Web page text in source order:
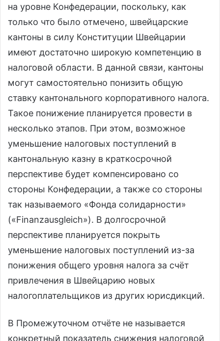
на уровне Конфедерации, поскольку, как
только что было отмечено, швейцарские
кантоны в силу Конституции Швейцарии
имеют достаточно широкую компетенцию в
налоговой области. В данной связи, кантоны
могут самостоятельно понизить общую
ставку кантонального корпоративного налога.
Такое понижение планируется провести в
несколько этапов. При этом, возможное
уменьшение налоговых поступлений в
кантональную казну в краткосрочной
перспективе будет компенсировано со
стороны Конфедерации, а также со стороны
так называемого «Фонда солидарности»
(«Finanzausgleich»). В долгосрочной
перспективе планируется покрыть
уменьшение налоговых поступлений из-за
понижения общего уровня налога за счёт
привлечения в Швейцарию новых
налогоплательщиков из других юрисдикций.
В Промежуточном отчёте не называется
конкретный показатель снижения налоговой